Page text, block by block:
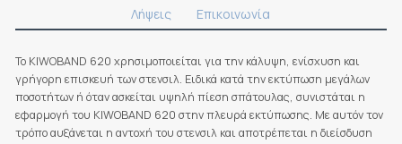
Λήψεις
Επικοινωνία
Το KIWOBAND 620 χρησιμοποιείται για την κάλυψη, ενίσχυση και
γρήγορη επισκευή των στενσιλ. Ειδικά κατά την εκτύπωση μεγάλων
ποσοτήτων ή όταν ασκείται υψηλή πίεση σπάτουλας, συνιστάται η
εφαρμογή του KIWOBAND 620 στην πλευρά εκτύπωσης. Με αυτόν τον
τρόπο αυξάνεται η αντοχή του στενσιλ και αποτρέπεται η διείσδυση